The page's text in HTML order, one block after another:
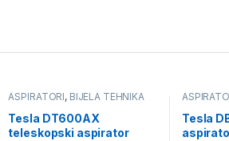
ASPIRATORI, BIJELA TEHNIKA
Tesla DT600AX
teleskopski aspirator
Tesla